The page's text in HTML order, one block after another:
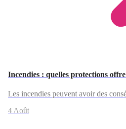
Incendies : quelles protections
Les incendies peuvent avoir des
4 Août